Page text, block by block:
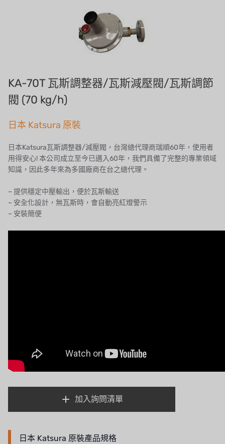
美國 CLACK
美國 EMERSON
美國 PENTAIR
德國 SIEMENS
美國 PULSAFEEDER
丹麥 DANFOSS
泰國 HAYCARB
HONEYWELL
AZBIL (YAMATAKE)
OLTREMARE
KA-70T 瓦斯調整器/瓦斯減壓閥/瓦斯調節
閥 (70 kg/h)
日本 Katsura 原裝
日本Katsura瓦斯調整器/減壓閥，台灣總代理商瑞順60年，使用者
用得安心! 本公司成立至今已邁入60年，我們具備了完整的專業領域
知識，因此多年來為多國廠商在台之總代理。
– 提供穩定中壓輸出，便於瓦斯輸送
– 安全化設計，無瓦斯時，會自動亮紅燈警示
– 安裝簡便
加入詢問清單
日本 Katsura 原裝產品規格